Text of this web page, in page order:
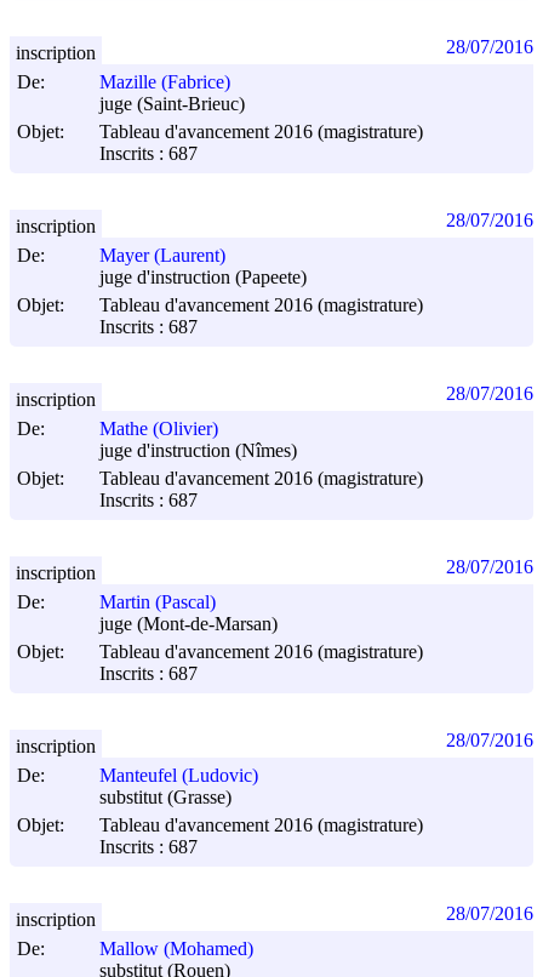
De:
Mazille (Fabrice)
juge (Saint-Brieuc)
Objet:
Tableau d'avancement 2016 (magistrature)
Inscrits : 687
inscription 28/07/2016
De:
Mayer (Laurent)
juge d'instruction (Papeete)
Objet:
Tableau d'avancement 2016 (magistrature)
Inscrits : 687
inscription 28/07/2016
De:
Mathe (Olivier)
juge d'instruction (Nîmes)
Objet:
Tableau d'avancement 2016 (magistrature)
Inscrits : 687
inscription 28/07/2016
De:
Martin (Pascal)
juge (Mont-de-Marsan)
Objet:
Tableau d'avancement 2016 (magistrature)
Inscrits : 687
inscription 28/07/2016
De:
Manteufel (Ludovic)
substitut (Grasse)
Objet:
Tableau d'avancement 2016 (magistrature)
Inscrits : 687
inscription 28/07/2016
De:
Mallow (Mohamed)
substitut (Rouen)
inscription 28/07/2016